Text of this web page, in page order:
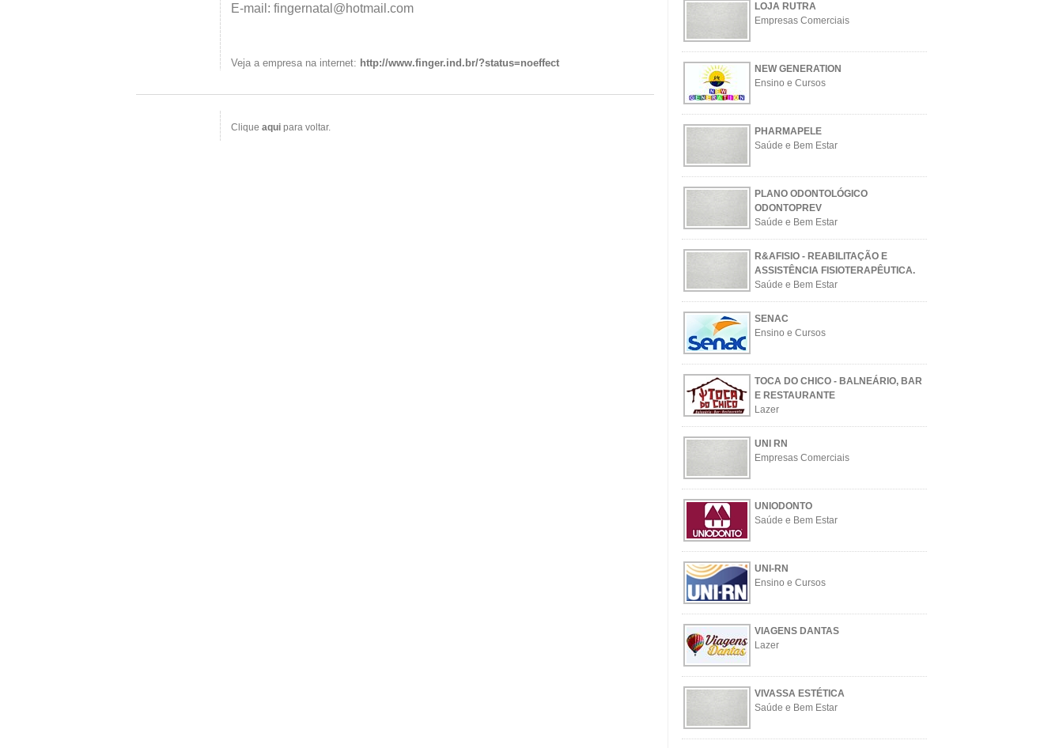
E-mail: fingernatal@hotmail.com
Veja a empresa na internet: http://www.finger.ind.br/?status=noeffect
Clique aqui para voltar.
LOJA RUTRA
Empresas Comerciais
NEW GENERATION
Ensino e Cursos
PHARMAPELE
Saúde e Bem Estar
PLANO ODONTOLÓGICO
ODONTOPREV
Saúde e Bem Estar
R&AFISIO - REABILITAÇÃO E
ASSISTÊNCIA FISIOTERAPÊUTICA.
Saúde e Bem Estar
SENAC
Ensino e Cursos
TOCA DO CHICO - BALNEÁRIO, BAR
E RESTAURANTE
Lazer
UNI RN
Empresas Comerciais
UNIODONTO
Saúde e Bem Estar
UNI-RN
Ensino e Cursos
VIAGENS DANTAS
Lazer
VIVASSA ESTÉTICA
Saúde e Bem Estar